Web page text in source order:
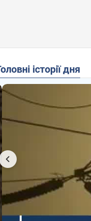
Головні історії дня